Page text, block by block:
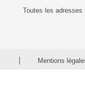
Toutes les adresses
Mentions